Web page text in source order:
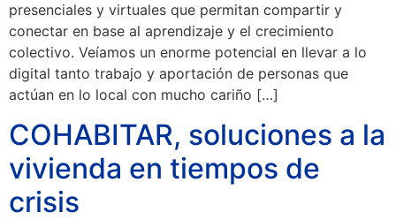
presenciales y virtuales que permitan compartir y
conectar en base al aprendizaje y el crecimiento
colectivo. Veíamos un enorme potencial en llevar a lo
digital tanto trabajo y aportación de personas que
actúan en lo local con mucho cariño […]
COHABITAR, soluciones a la
vivienda en tiempos de
crisis